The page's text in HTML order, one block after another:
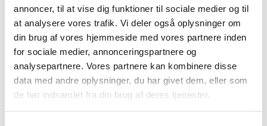
annoncer, til at vise dig funktioner til sociale medier og til
at analysere vores trafik. Vi deler også oplysninger om
din brug af vores hjemmeside med vores partnere inden
for sociale medier, annonceringspartnere og
analysepartnere. Vores partnere kan kombinere disse
data med andre oplysninger, du har givet dem, eller som
de har indsamlet fra din brug af deres tjenester.